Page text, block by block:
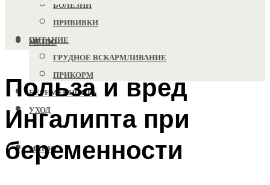
БОЛЕЗНИ
ПРИВИВКИ
ПИТАНИЕ
ГРУДНОЕ ВСКАРМЛИВАНИЕ
ПРИКОРМ
БЕРЕМЕННОСТЬ
УХОД
МЕНЮ
МЕНЮ
Польза и вред
Ингалипта при
беременности